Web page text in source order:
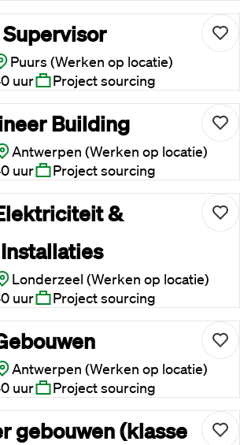
Puurs (Werken op locatie)
uur Project sourcing
Building
Antwerpen (Werken op locatie)
uur Project sourcing
&
Londerzeel (Werken op locatie)
uur Project sourcing
Antwerpen (Werken op locatie)
uur Project sourcing
gebouwen (klasse